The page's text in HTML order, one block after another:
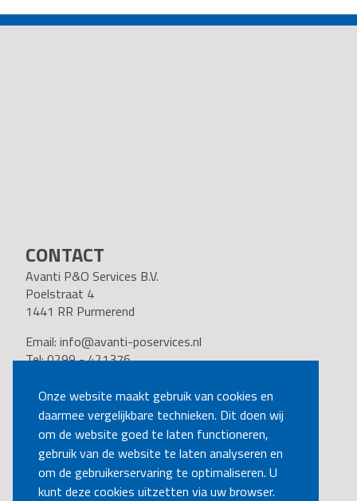
Onze website maakt gebruik van cookies en
daarmee vergelijkbare technieken. Dit doen wij
om de website goed te laten functioneren,
gebruik van de website te laten analyseren en
om de gebruikerservaring te optimaliseren. U
kunt deze cookies uitzetten via uw browser.
NAVIGATION
CONTACT
Avanti P&O Services B.V.
Poelstraat 4
1441 RR Purmerend
Email: info@avanti-poservices.nl
Tel: 0299 - 421376
Kvk nummer: 37140121
VOLG ONS
BEL MIJ TERUG